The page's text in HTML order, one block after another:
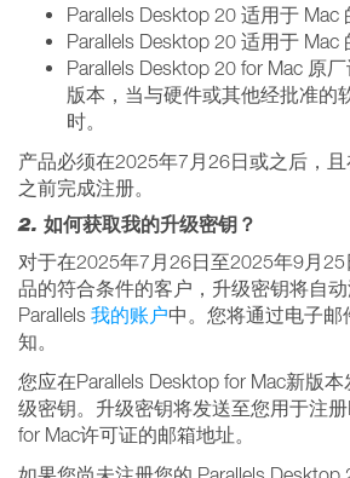
Parallels Desktop 20 适用于 Mac
Parallels Desktop 20 适用于 Mac
Parallels Desktop 20 for Mac 原
版本，当与硬件或其他经批准的
时。
产品必须在2025年7月26日或之后，
之前完成注册。
2. 如何获取我的升级密钥？
对于在2025年7月26日至2025年9月
品的符合条件的客户，升级密钥将自
Parallels 我的账户中。您将通过电子邮
知。
您应在Parallels Desktop for Mac新版
级密钥。升级密钥将发送至您用于注册
for Mac许可证的邮箱地址。